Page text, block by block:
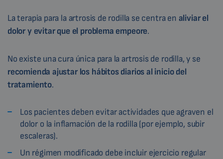
La terapia para la artrosis de rodilla se centra en aliviar el
dolor y evitar que el problema empeore.
No existe una cura única para la artrosis de rodilla, y se
recomienda ajustar los hábitos diariosal inicio del
tratamiento.
Los pacientes deben evitar actividades que agraven el
dolor o la inflamación de la rodilla (por ejemplo, subir
escaleras).
Un régimen modificado debe incluir ejercicio regular